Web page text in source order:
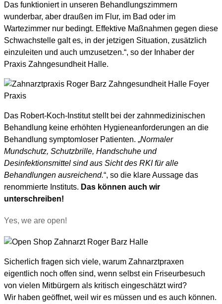
Das funktioniert in unseren Behandlungszimmern
wunderbar, aber draußen im Flur, im Bad oder im
Wartezimmer nur bedingt. Effektive Maßnahmen gegen diese
Schwachstelle galt es, in der jetzigen Situation, zusätzlich
einzuleiten und auch umzusetzen.“, so der Inhaber der
Praxis Zahngesundheit Halle.
Das Robert-Koch-Institut stellt bei der zahnmedizinischen
Behandlung keine erhöhten Hygieneanforderungen an die
Behandlung symptomloser Patienten. „Normaler
Mundschutz, Schutzbrille, Handschuhe und
Desinfektionsmittel sind aus Sicht des RKI für alle
Behandlungen ausreichend.“, so die klare Aussage das
renommierte Instituts. Das können auch wir
unterschreiben!
Yes, we are open!
Sicherlich fragen sich viele, warum Zahnarztpraxen
eigentlich noch offen sind, wenn selbst ein Friseurbesuch
von vielen Mitbürgern als kritisch eingeschätzt wird?
Wir haben geöffnet, weil wir es müssen und es auch können.